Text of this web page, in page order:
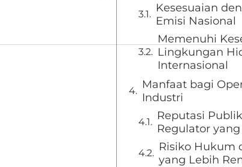
Kesesuaian
Emisi Nasional
Memenuhi
Lingkungan
Internasional
Manfaat bagi
Industri
Reputasi
Regulator
Risiko Hukum
yang Lebih